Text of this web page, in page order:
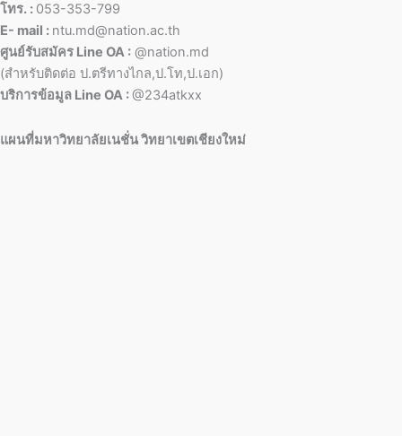
โทร. : 053-353-799
E- mail : ntu.md@nation.ac.th
ศูนย์รับสมัคร Line OA : @nation.md
(สำหรับติดต่อ ป.ตรีทางไกล,ป.โท,ป.เอก)
บริการข้อมูล Line OA :@234atkxx
แผนที่มหาวิทยาลัยเนชั่น วิทยาเขตเชียงใหม่